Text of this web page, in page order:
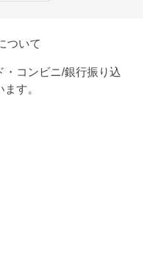
ついて
・コンビニ/銀行振り込
す。